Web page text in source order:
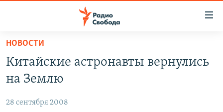
упрощенного
доступа
Вернуться
основному
ЦИТАТЫ СВОБОДЫ
НОВОСТИ
Китайские астронавты вернулись
на Землю
28 сентября 2008